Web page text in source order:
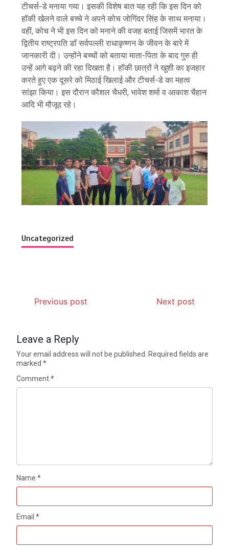
टीचर्स-डे मनाया गया। इसकी विशेष बात यह रही कि इस दिन को
हॉकी खेलने वाले बच्चे ने अपने कोच जोगिंदर सिंह के साथ मनाया।
वहीं, कोच ने भी इस दिन को मनाने की वजह बताई जिसमें भारत के
द्वितीय राष्ट्रपति डॉ सर्वपल्ली राधाकृष्णन के जीवन के बारे में
जानकारी दी। उन्होंने बच्चों को बताया माता-पिता के बाद गुरु ही
उन्हें आगे बढ़ने की रहा दिखता है। हॉकी छात्रों ने खुशी का इजहार
करते हुए एक दूसरे को मिठाई खिलाई और टीचर्स-डे का महत्व
सांझा किया। इस दौरान कौशल चैधरी, भावेश शर्मा व आकाश चैहान
आदि भी मौजूद रहे।
Uncategorized
Previous post Next post
Leave a Reply
Your email address will not be published. Required fields are
marked*
Comment*
Name*
Email*